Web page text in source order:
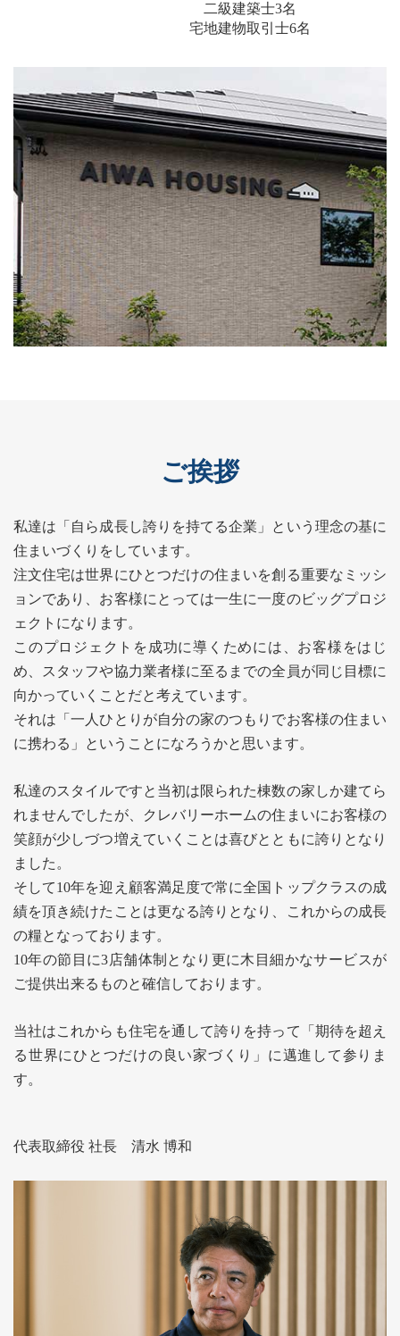
二級建築士3名
宅地建物取引士6名
ご挨拶
私達は「自ら成長し誇りを持てる企業」という理念の基に
住まいづくりをしています。
注文住宅は世界にひとつだけの住まいを創る重要なミッシ
ョンであり、お客様にとっては一生に一度のビッグプロジ
ェクトになります。
このプロジェクトを成功に導くためには、お客様をはじ
め、スタッフや協力業者様に至るまでの全員が同じ目標に
向かっていくことだと考えています。
それは「一人ひとりが自分の家のつもりでお客様の住まい
に携わる」ということになろうかと思います。
私達のスタイルですと当初は限られた棟数の家しか建てら
れませんでしたが、クレバリーホームの住まいにお客様の
笑顔が少しづつ増えていくことは喜びとともに誇りとなり
ました。
そして10年を迎え顧客満足度で常に全国トップクラスの成
績を頂き続けたことは更なる誇りとなり、これからの成長
の糧となっております。
10年の節目に3店舗体制となり更に木目細かなサービスが
ご提供出来るものと確信しております。
当社はこれからも住宅を通して誇りを持って「期待を超え
る世界にひとつだけの良い家づくり」に邁進して参りま
す。
代表取締役 社長 清水 博和